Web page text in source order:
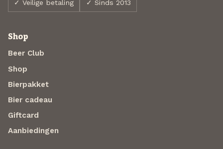
✓ Veilige betaling ✓ Sinds 2013
Shop
Beer Club
Shop
Bierpakket
Bier cadeau
Giftcard
Aanbiedingen